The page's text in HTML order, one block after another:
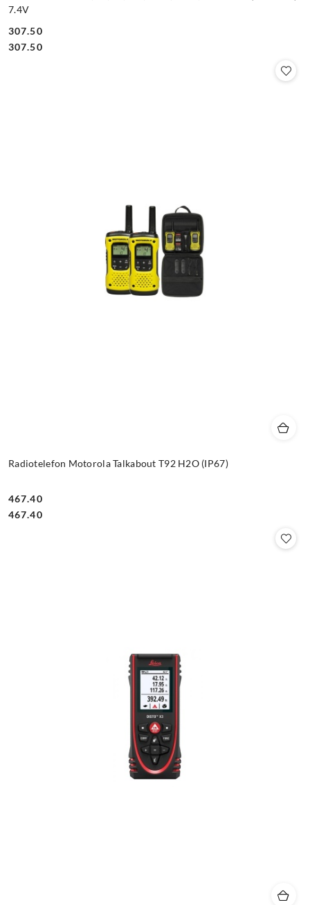
7.4V
Cena:
307.50
Cena:
307.50
Radiotelefon Motorola Talkabout T92 H2O (IP67)
Cena:
467.40
Cena:
467.40